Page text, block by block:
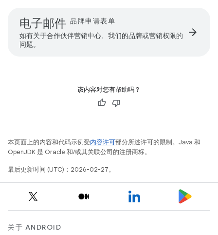
电子邮件 品牌申请表单
如有关于合作伙伴营销中心、我们的品牌或营销权限的
问题。
arrow_forward
该内容对您有帮助吗？
本页面上的内容和代码示例受内容许可部分所述许可的限制。Java 和
OpenJDK 是 Oracle 和/或其关联公司的注册商标。
最后更新时间 (UTC)：2026-02-27。
关于 ANDROID